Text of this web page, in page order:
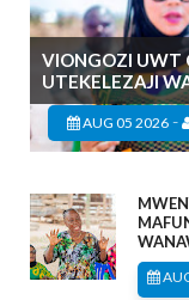
VIONGOZI UWT
UTEKELEZAJI
AUG 05 2026 -